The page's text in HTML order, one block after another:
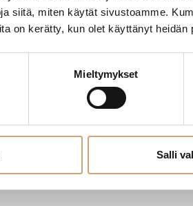
siitä, miten käytät sivustoamme.
on kerätty, kun olet käyttänyt heidän
Mieltymykset
Salli